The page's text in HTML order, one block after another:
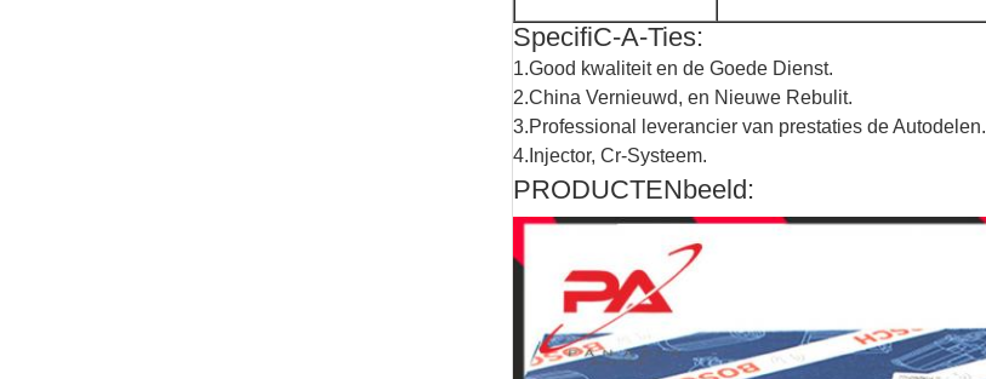
SpecifiC-A-Ties:
1.Good kwaliteit en de Goede Dienst.
2.China Vernieuwd, en Nieuwe Rebulit.
3.Professional leverancier van prestaties de Autodelen.
4.Injector, Cr-Systeem.
PRODUCTENbeeld: